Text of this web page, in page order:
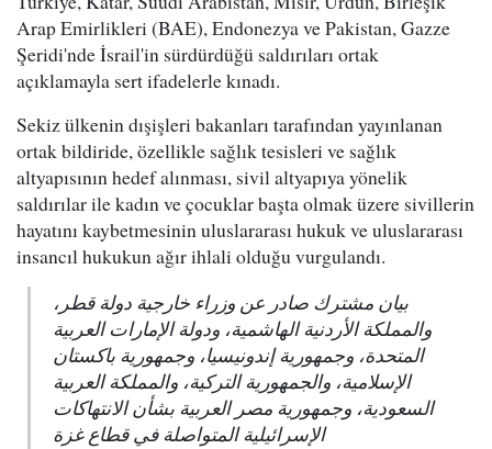
Arap Emirlikleri (BAE), Endonezya ve Pakistan, Gazze
Şeridi'nde İsrail'in sürdürdüğü saldırıları ortak
açıklamayla sert ifadelerle kınadı.
Sekiz ülkenin dışişleri bakanları tarafından yayınlanan
ortak bildiride, özellikle sağlık tesisleri ve sağlık
altyapısının hedef alınması, sivil altyapıya yönelik
saldırılar ile kadın ve çocuklar başta olmak üzere sivillerin
hayatını kaybetmesinin uluslararası hukuk ve uluslararası
insancıl hukukun ağır ihlali olduğu vurgulandı.
بيان مشترك صادر عن وزراء خارجية دولة قطر،
والمملكة الأردنية الهاشمية، ودولة الإمارات العربية
المتحدة، وجمهورية إندونيسيا، وجمهورية باكستان
الإسلامية، والجمهورية التركية، والمملكة العربية
السعودية، وجمهورية مصر العربية بشأن الانتهاكات
الإسرائيلية المتواصلة في قطاع غزة